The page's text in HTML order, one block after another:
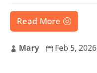
Read More
 Mary  Feb 5, 2026